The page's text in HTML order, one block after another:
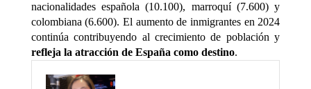
nacionalidades española (10.100), marroquí (7.600) y
colombiana (6.600). El aumento de inmigrantes en 2024
continúa contribuyendo al crecimiento de población y
refleja la atracción de España como destino.